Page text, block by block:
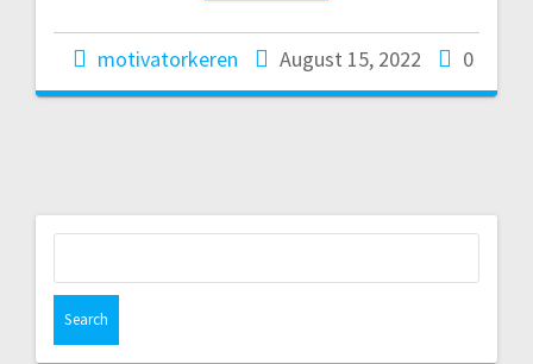
motivatorkeren August 15, 2022 0